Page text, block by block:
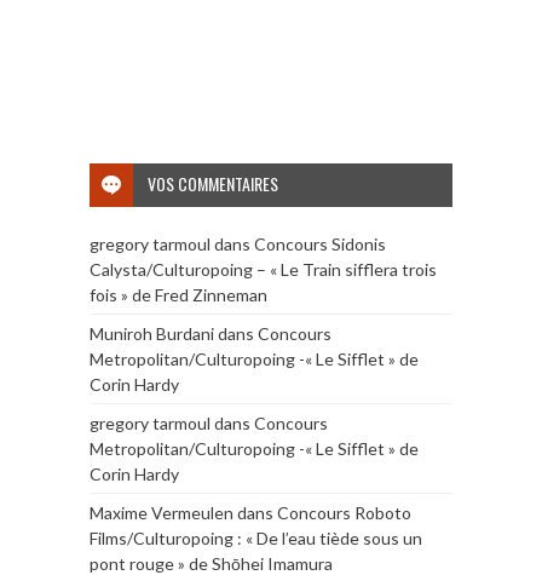
VOS COMMENTAIRES
gregory tarmoul dans Concours Sidonis
Calysta/Culturopoing – « Le Train sifflera trois
fois » de Fred Zinneman
Muniroh Burdanidans Concours
Metropolitan/Culturopoing -« Le Sifflet » de
Corin Hardy
gregory tarmoul dans Concours
Metropolitan/Culturopoing -« Le Sifflet » de
Corin Hardy
Maxime Vermeulen dans Concours Roboto
Films/Culturopoing : « De l’eau tiède sous un
pont rouge » de Shōhei Imamura